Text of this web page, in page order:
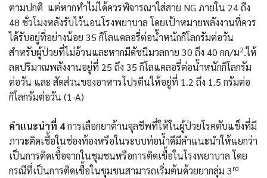
ตามปกติ แต่หากทำไม่ได้ควรพิจารณาใส่สาย NG ภายใน 24ถึง
48 ชั่วโมงหลังรับไว้นอนโรงพยาบาล โดยเป้าหมายพลังงานที่ควร
ได้รับอยู่ที่อย่างน้อย 35 กิโลแคลอรี่ต่อน้ำหนักกิโลกรัมต่อวัน
สำหรับผู้ป่วยที่ไม่อ้วนและหากมีดัชนีมวลกาย 30 ถึง 40 กก/ม2.ให้
ลดปริมาณพลังงานอยู่ที่ 25 ถึง 35 กิโลแคลอรี่ต่อน้ำหนักกิโลกรัม
ต่อวัน และ สัดส่วนของอาหารโปรตีนให้อยู่ที่ 1.2 ถึง 1.5 กรัมต่อ
กิโลกรัมต่อวัน (1-A)
คำแนะนำที่ 4การเลือกยาต้านจุลชีพที่ให้ในผู้ป่วยโรคตับแข็งที่มี
ภาวะติดเชื้อในช่องท้องหรือในระบบท่อน้ำดีมีคำแนะนำให้แยกว่า
เป็นการติดเชื้อจากในชุมชนหรือการติดเชื้อในโรงพยาบาล โดย
กรณีที่เป็นการติดเชื้อในชุมชนสามารถเริ่มต้นด้วยยากลุ่ม 3rd